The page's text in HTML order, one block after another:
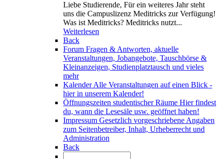
Liebe Studierende, Für ein weiteres Jahr steht
uns die Campuslizenz Meditricks zur Verfügung!
Was ist Meditricks? Meditricks nutzt...
Weiterlesen
Back
Forum Fragen & Antworten, aktuelle
Veranstaltungen, Jobangebote, Tauschbörse &
Kleinanzeigen, Studienplatztausch und vieles
mehr
KalenderAlle Veranstaltungen auf einen Blick -
hier in unserem Kalender!
Öffnungszeiten studentischer Räume Hier findest
du, wann die Lesesäle usw. geöffnet haben!
Impressum Gesetzlich vorgeschriebene Angaben
zum Seitenbetreiber, Inhalt, Urheberrecht und
Administration
Back